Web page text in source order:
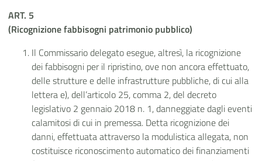
ART. 5
(Ricognizione fabbisogni patrimonio pubblico)
Il Commissario delegato esegue, altresì, la ricognizione
dei fabbisogni per il ripristino, ove non ancora effettuato,
delle strutture e delle infrastrutture pubbliche, di cui alla
lettera e), dell’articolo 25, comma 2, del decreto
legislativo 2 gennaio 2018 n. 1, danneggiate dagli eventi
calamitosi di cui in premessa. Detta ricognizione dei
danni, effettuata attraverso la modulistica allegata, non
costituisce riconoscimento automatico dei finanziamenti